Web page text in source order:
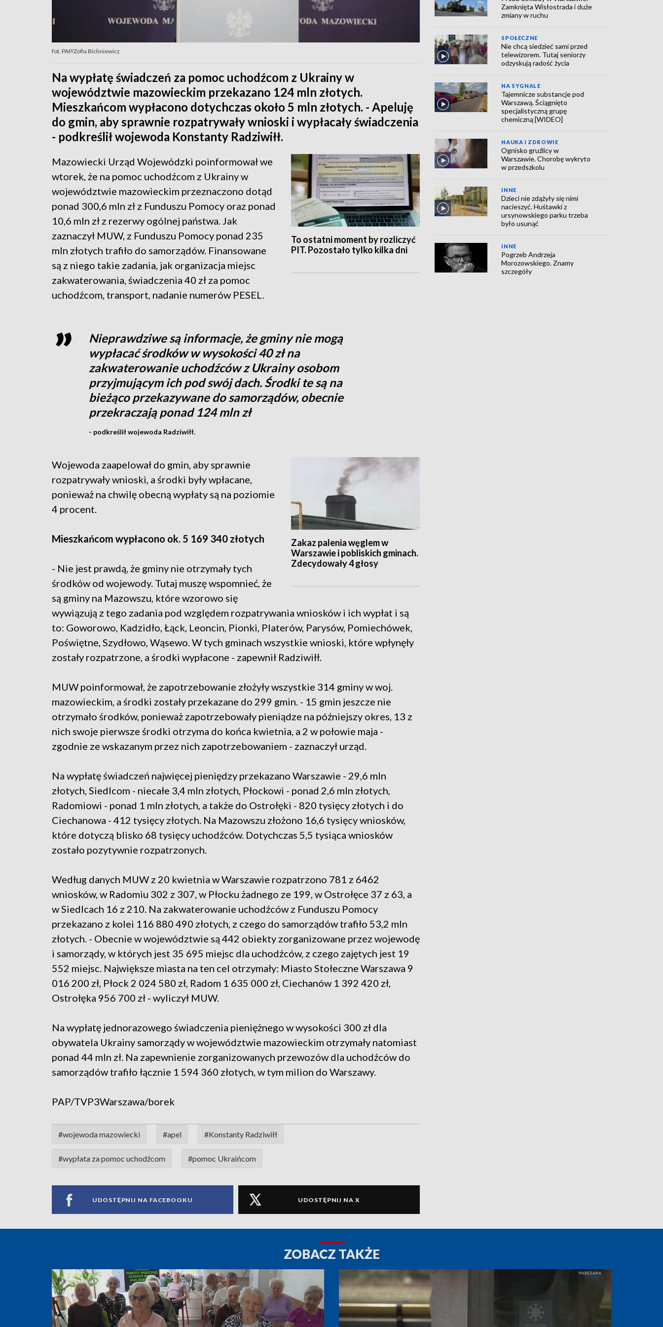
fot. PAP/Zofia Bichniewicz
Na wypłatę świadczeń za pomoc uchodźcom z Ukrainy w
województwie mazowieckim przekazano 124 mln złotych.
Mieszkańcom wypłacono dotychczas około 5 mln złotych. - Apeluję
do gmin, aby sprawnie rozpatrywały wnioski i wypłacały świadczenia
- podkreślił wojewoda Konstanty Radziwiłł.
To ostatni moment by rozliczyć
PIT. Pozostało tylko kilka dni
Mazowiecki Urząd Wojewódzki poinformował we
wtorek, że na pomoc uchodźcom z Ukrainy w
województwie mazowieckim przeznaczono dotąd
ponad 300,6 mln zł z Funduszu Pomocy oraz ponad
10,6 mln zł z rezerwy ogólnej państwa. Jak
zaznaczył MUW, z Funduszu Pomocy ponad 235
mln złotych trafiło do samorządów. Finansowane
są z niego takie zadania, jak organizacja miejsc
zakwaterowania, świadczenia 40 zł za pomoc
uchodźcom, transport, nadanie numerów PESEL.
Nieprawdziwe są informacje, że gminy nie mogą
wypłacać środków w wysokości 40 zł na
zakwaterowanie uchodźców z Ukrainy osobom
przyjmującym ich pod swój dach. Środki te są na
bieżąco przekazywane do samorządów, obecnie
przekraczają ponad 124 mln zł
- podkreślił wojewoda Radziwiłł.
Zakaz palenia węglem w
Warszawie i pobliskich gminach.
Zdecydowały 4 głosy
Wojewoda zaapelował do gmin, aby sprawnie
rozpatrywały wnioski, a środki były wpłacane,
ponieważ na chwilę obecną wypłaty są na poziomie
4 procent.
Mieszkańcom wypłacono ok. 5 169 340 złotych
- Nie jest prawdą, że gminy nie otrzymały tych
środków od wojewody. Tutaj muszę wspomnieć, że
są gminy na Mazowszu, które wzorowo się
wywiązują z tego zadania pod względem rozpatrywania wniosków i ich wypłat i są
to: Goworowo, Kadzidło, Łąck, Leoncin, Pionki, Platerów, Parysów, Pomiechówek,
Poświętne, Szydłowo, Wąsewo. W tych gminach wszystkie wnioski, które wpłynęły
zostały rozpatrzone, a środki wypłacone - zapewnił Radziwiłł.
MUW poinformował, że zapotrzebowanie złożyły wszystkie 314 gminy w woj.
mazowieckim, a środki zostały przekazane do 299 gmin. - 15 gmin jeszcze nie
otrzymało środków, ponieważ zapotrzebowały pieniądze na późniejszy okres, 13 z
nich swoje pierwsze środki otrzyma do końca kwietnia, a 2 w połowie maja -
zgodnie ze wskazanym przez nich zapotrzebowaniem - zaznaczył urząd.
Na wypłatę świadczeń najwięcej pieniędzy przekazano Warszawie - 29,6 mln
złotych, Siedlcom - niecałe 3,4 mln złotych, Płockowi - ponad 2,6 mln złotych,
Radomiowi - ponad 1 mln złotych, a także do Ostrołęki - 820 tysięcy złotych i do
Ciechanowa - 412 tysięcy złotych. Na Mazowszu złożono 16,6 tysięcy wniosków,
które dotyczą blisko 68 tysięcy uchodźców. Dotychczas 5,5 tysiąca wniosków
zostało pozytywnie rozpatrzonych.
Według danych MUW z 20 kwietnia w Warszawie rozpatrzono 781 z 6462
wniosków, w Radomiu 302 z 307, w Płocku żadnego ze 199, w Ostrołęce 37 z 63, a
w Siedlcach 16 z 210. Na zakwaterowanie uchodźców z Funduszu Pomocy
przekazano z kolei 116 880 490 złotych, z czego do samorządów trafiło 53,2 mln
złotych. - Obecnie w województwie są 442 obiekty zorganizowane przez wojewodę
i samorządy, w których jest 35 695 miejsc dla uchodźców, z czego zajętych jest 19
552 miejsc. Największe miasta na ten cel otrzymały: Miasto Stołeczne Warszawa 9
016 200 zł, Płock 2 024 580 zł, Radom 1 635 000 zł, Ciechanów 1 392 420 zł,
Ostrołęka 956 700 zł - wyliczył MUW.
Na wypłatę jednorazowego świadczenia pieniężnego w wysokości 300 zł dla
obywatela Ukrainy samorządy w województwie mazowieckim otrzymały natomiast
ponad 44 mln zł. Na zapewnienie zorganizowanych przewozów dla uchodźców do
samorządów trafiło łącznie 1 594 360 złotych, w tym milion do Warszawy.
PAP/TVP3Warszawa/borek
#wojewoda mazowiecki #apel #Konstanty Radziwiłł
#wypłata za pomoc uchodźcom #pomoc Ukraińcom
UDOSTĘPNIJ NA FACEBOOKU UDOSTĘPNIJ NA X
Zamknięta Wisłostrada i duże
zmiany w ruchu
SPOŁECZNE
Nie chcą siedzieć sami przed
telewizorem. Tutaj seniorzy
odzyskują radość życia
NA SYGNALE
Tajemnicze substancje pod
Warszawą. Ściągnięto
specjalistyczną grupę
chemiczną [WIDEO]
NAUKA I ZDROWIE
Ognisko gruźlicy w
Warszawie. Chorobę wykryto
w przedszkolu
INNE
Dzieci nie zdążyły się nimi
nacieszyć. Huśtawki z
ursynowskiego parku trzeba
było usunąć
INNE
Pogrzeb Andrzeja
Morozowskiego. Znamy
szczegóły
ZOBACZ TAKŻE